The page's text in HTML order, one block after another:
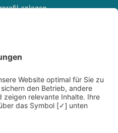
anlegen
Podcast